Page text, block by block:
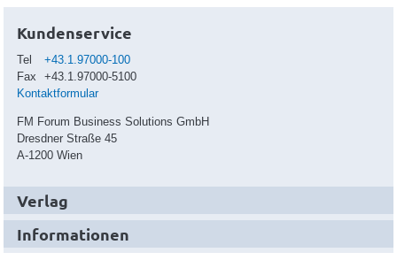
Kundenservice
Tel
+43.1.97000-100
Fax
+43.1.97000-5100
Kontaktformular
FM Forum Business Solutions GmbH
Dresdner Straße 45
A-1200 Wien
Verlag
Informationen